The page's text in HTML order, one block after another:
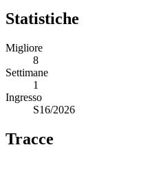
Statistiche
Migliore
8
Settimane
1
Ingresso
S16/2026
Tracce